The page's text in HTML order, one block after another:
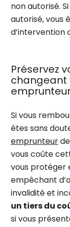
non autorisé.
autorisé, vous
d’intervention
Préservez
changeant
Si vous
êtes sans
emprunteur
vous coûte
vous protéger
empêchant
invalidité et
un tiers du
si vous